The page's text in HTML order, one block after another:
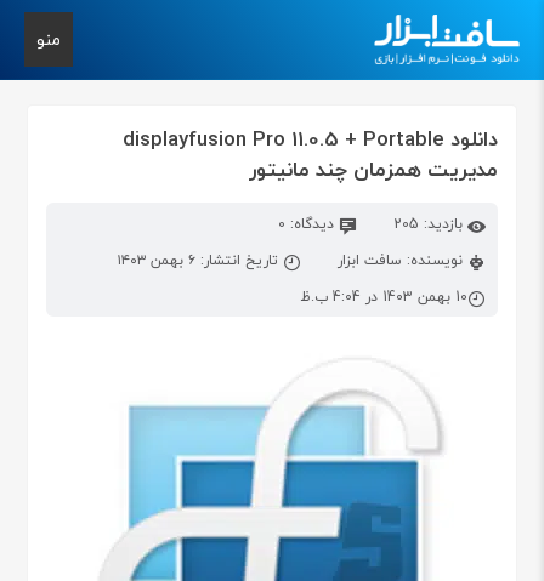
منو
دانلود displayfusion Pro 11.0.5 + Portable
مدیریت همزمان چند مانیتور
بازدید: 205
دیدگاه: 0
نویسنده: سافت ابزار
تاریخ انتشار: ۶ بهمن ۱۴۰۳
10 بهمن 1403 در 4:04 ب.ظ